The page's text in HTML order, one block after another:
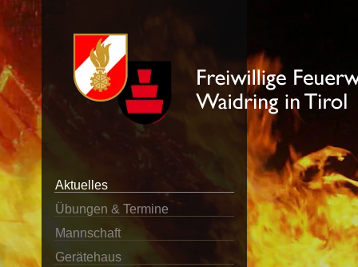
Aktuelles
Übungen & Termine
Mannschaft
Gerätehaus